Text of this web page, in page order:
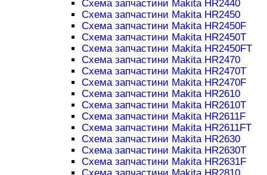
Схема запчастини Makita HR2440
Схема запчастини Makita HR2450
Схема запчастини Makita HR2450F
Схема запчастини Makita HR2450T
Схема запчастини Makita HR2450FT
Схема запчастини Makita HR2470
Схема запчастини Makita HR2470T
Схема запчастини Makita HR2470F
Схема запчастини Makita HR2610
Схема запчастини Makita HR2610T
Схема запчастини Makita HR2611F
Схема запчастини Makita HR2611FT
Схема запчастини Makita HR2630
Схема запчастини Makita HR2630T
Схема запчастини Makita HR2631F